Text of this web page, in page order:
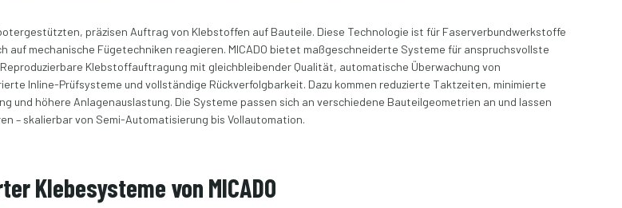
präzisen Auftrag von Klebstoffen auf Bauteile. Diese Technologie ist für Faserverbundwerkstoffe
auf mechanische Fügetechniken reagieren. MICADO bietet maßgeschneiderte Systeme für anspruchsvollste
Klebstoffauftragung mit gleichbleibender Qualität, automatische Überwachung von
Inline-Prüfsysteme und vollständige Rückverfolgbarkeit. Dazu kommen reduzierte Taktzeiten, minimierte
und höhere Anlagenauslastung. Die Systeme passen sich an verschiedene Bauteilgeometrien an und lassen
– skalierbar von Semi-Automatisierung bis Vollautomation.
Klebesysteme von MICADO